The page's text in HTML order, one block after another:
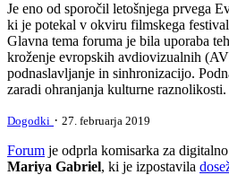
Je eno od sporočil letošnjega prvega
ki je potekal v okviru filmskega
Glavna tema foruma je bila uporaba
kroženje evropskih avdiovizualnih
podnaslavljanje in sinhronizacijo.
zaradi ohranjanja kulturne raznolikosti.
Dogodki · 27. februarja 2019
Forum je odprla komisarka za
Mariya Gabriel, ki je izpostavila